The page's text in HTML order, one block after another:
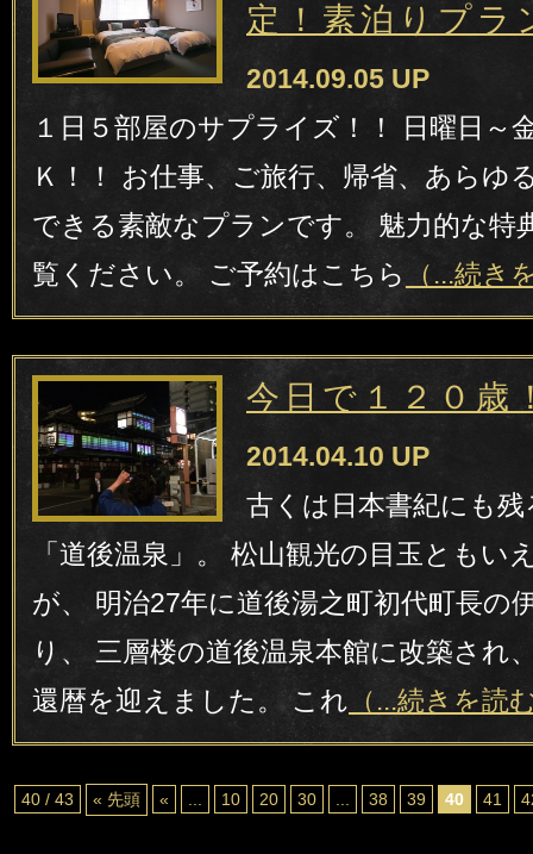
定！素泊りプラ
2014.09.05 UP
１日５部屋のサプライズ！！ 日曜日～
Ｋ！！ お仕事、ご旅行、帰省、あらゆ
できる素敵なプランです。 魅力的な特
覧ください。 ご予約はこちら
（...続き
今日で１２０歳
2014.04.10 UP
古くは日本書紀にも
「道後温泉」。 松山観光の目玉ともい
が、 明治27年に道後湯之町初代町長の
り、 三層楼の道後温泉本館に改築され
還暦を迎えました。 これ （...続きを読
40 / 43 « 先頭 « 10 20 30 38 39 40 41